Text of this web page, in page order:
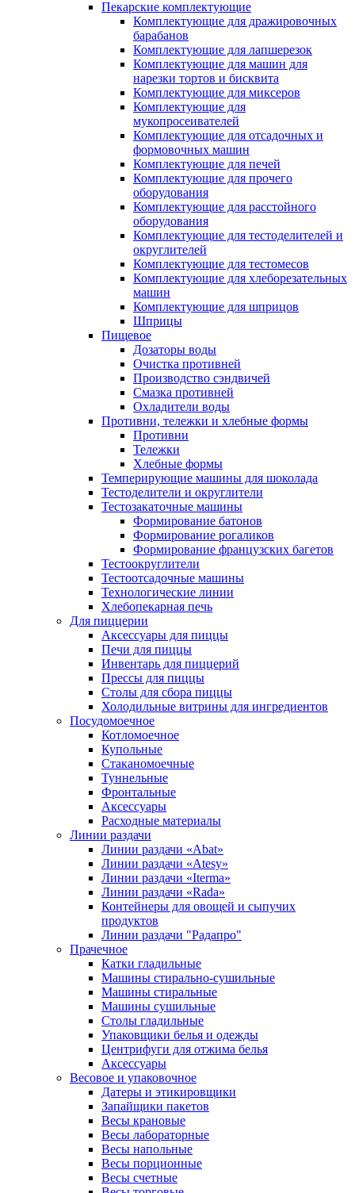
Пекарские комплектующие
Комплектующие для дражировочных
барабанов
Комплектующие для лапшерезок
Комплектующие для машин для
нарезки тортов и бисквита
Комплектующие для миксеров
Комплектующие для
мукопросеивателей
Комплектующие для отсадочных и
формовочных машин
Комплектующие для печей
Комплектующие для прочего
оборудования
Комплектующие для расстойного
оборудования
Комплектующие для тестоделителей и
округлителей
Комплектующие для тестомесов
Комплектующие для хлеборезательных
машин
Комплектующие для шприцов
Шприцы
Пищевое
Дозаторы воды
Очистка противней
Производство сэндвичей
Смазка противней
Охладители воды
Противни, тележки и хлебные формы
Противни
Тележки
Хлебные формы
Темперирующие машины для шоколада
Тестоделители и округлители
Тестозакаточные машины
Формирование батонов
Формирование рогаликов
Формирование французских багетов
Тестоокруглители
Тестоотсадочные машины
Технологические линии
Хлебопекарная печь
Для пиццерии
Аксессуары для пиццы
Печи для пиццы
Инвентарь для пиццерий
Прессы для пиццы
Столы для сбора пиццы
Холодильные витрины для ингредиентов
Посудомоечное
Котломоечное
Купольные
Стаканомоечные
Туннельные
Фронтальные
Аксессуары
Расходные материалы
Линии раздачи
Линии раздачи «Abat»
Линии раздачи «Atesy»
Линии раздачи «Iterma»
Линии раздачи «Rada»
Контейнеры для овощей и сыпучих
продуктов
Линии раздачи "Радапро"
Прачечное
Катки гладильные
Машины стирально-сушильные
Машины стиральные
Машины сушильные
Столы гладильные
Упаковщики белья и одежды
Центрифуги для отжима белья
Аксессуары
Весовое и упаковочное
Датеры и этикировщики
Запайщики пакетов
Весы крановые
Весы лабораторные
Весы напольные
Весы порционные
Весы счетные